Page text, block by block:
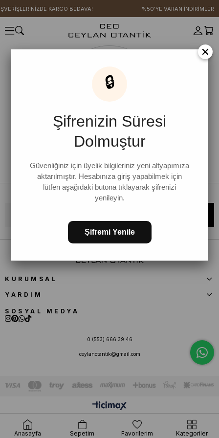
KARGO BEDAVA! %50'YE VARAN İNDİRİMLER
Bültene kaydolun, kampanya ve yenilikleri kaçırmayın!
KURUMSAL
YARDIM
SOSYAL MEDYA
0 (553) 666 39 46
ceylanotantik@gmail.com
×
🔒
Şifrenizin Süresi
Dolmuştur
Güvenliğiniz için üyelik bilgileriniz yeni altyapımıza
aktarılmıştır. Hesabınıza giriş yapabilmek için
lütfen aşağıdaki butona tıklayarak şifrenizi
yenileyin.
Şifremi Yenile
Anasayfa Sepetim Favorilerim Kategoriler